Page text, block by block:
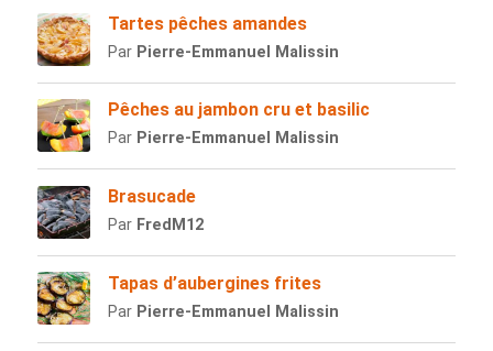
Tartes pêches amandes
Par Pierre-Emmanuel Malissin
Pêches au jambon cru et basilic
Par Pierre-Emmanuel Malissin
Brasucade
Par FredM12
Tapas d’aubergines frites
Par Pierre-Emmanuel Malissin